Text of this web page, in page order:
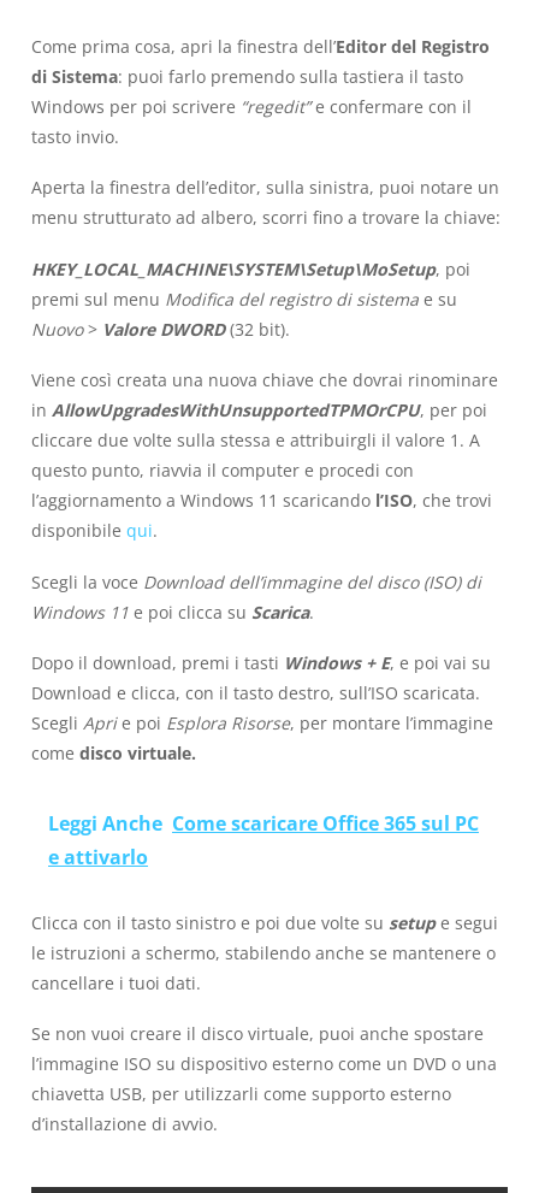
Come prima cosa, apri la finestra dell’Editor del Registro
di Sistema: puoi farlo premendo sulla tastiera il tasto
Windows per poi scrivere “regedit”e confermare con il
tasto invio.
Aperta la finestra dell’editor, sulla sinistra, puoi notare un
menu strutturato ad albero, scorri fino a trovare la chiave:
HKEY_LOCAL_MACHINE\SYSTEM\Setup\MoSetup, poi
premi sul menu Modifica del registro di sistema e su
Nuovo> Valore DWORD(32 bit).
Viene così creata una nuova chiave che dovrai rinominare
in AllowUpgradesWithUnsupportedTPMOrCPU, per poi
cliccare due volte sulla stessa e attribuirgli il valore 1. A
questo punto, riavvia il computer e procedi con
l’aggiornamento a Windows 11 scaricando l’ISO, che trovi
disponibile qui.
Scegli la voce Download dell’immagine del disco (ISO) di
Windows 11 e poi clicca su Scarica.
Dopo il download, premi i tasti Windows + E, e poi vai su
Download e clicca, con il tasto destro, sull’ISO scaricata.
Scegli Aprie poi Esplora Risorse, per montare l’immagine
come disco virtuale.
Leggi Anche Come scaricare Office 365 sul PC
e attivarlo
Clicca con il tasto sinistro e poi due volte su setupe segui
le istruzioni a schermo, stabilendo anche se mantenere o
cancellare i tuoi dati.
Se non vuoi creare il disco virtuale, puoi anche spostare
l’immagine ISO su dispositivo esterno come un DVD o una
chiavetta USB, per utilizzarli come supporto esterno
d’installazione di avvio.